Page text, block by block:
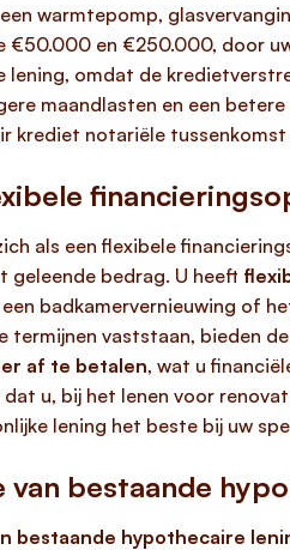
warmtepomp,
€50.000 en €250.000, door
lening, omdat de
maandlasten en een
krediet notariële
als een flexibele
bedrag. U heeft
badkamervernieuwing of
termijnen vaststaan, bieden
af te betalen, wat u
u, bij het lenen voor
lening het beste bij uw
bestaande
bestaande hypothecaire